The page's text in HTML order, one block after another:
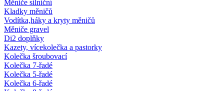
Měniče silniční
Kladky měničů
Vodítka,háky a kryty měničů
Měniče gravel
Di2 doplňky
Kazety, vícekolečka a pastorky
Kolečka šroubovací
Kolečka 7-řadé
Kolečka 5-řadé
Kolečka 6-řadé